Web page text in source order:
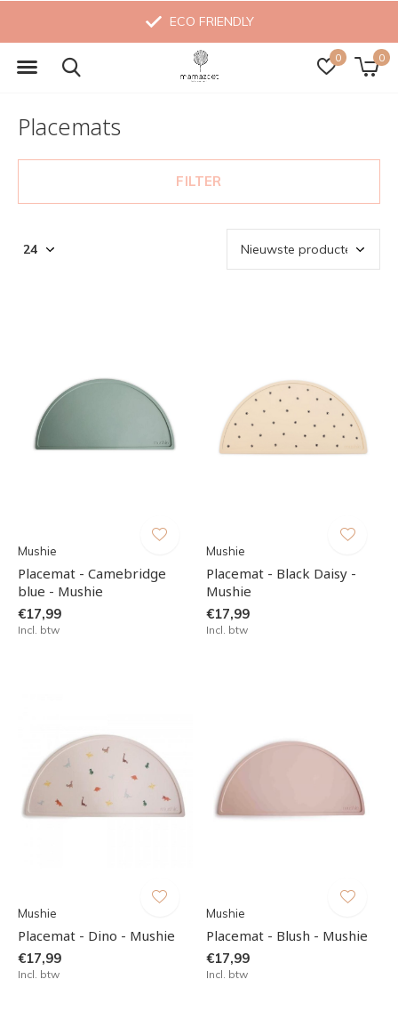
0 0
ECO FRIENDLY
Placemats
FILTER
Mushie
Placemat - Camebridge
blue - Mushie
€17,99
Incl. btw
Mushie
Placemat - Black Daisy -
Mushie
€17,99
Incl. btw
Mushie
Placemat - Dino - Mushie
€17,99
Incl. btw
Mushie
Placemat - Blush - Mushie
€17,99
Incl. btw